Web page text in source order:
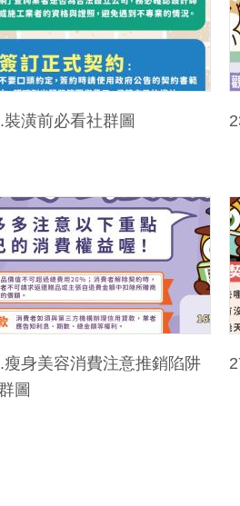
裝潢前必看社群圖
瘦身美容消費注意推銷陷阱
圖